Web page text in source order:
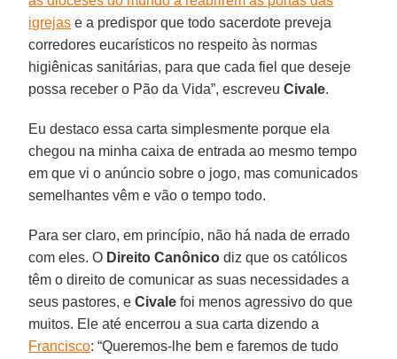
igrejas e a predispor que todo sacerdote preveja
corredores eucarísticos no respeito às normas
higiênicas sanitárias, para que cada fiel que deseje
possa receber o Pão da Vida”, escreveuCivale.
Eu destaco essa carta simplesmente porque ela
chegou na minha caixa de entrada ao mesmo tempo
em que vi o anúncio sobre o jogo, mas comunicados
semelhantes vêm e vão o tempo todo.
Para ser claro, em princípio, não há nada de errado
com eles. O Direito Canônico diz que os católicos
têm o direito de comunicar as suas necessidades a
seus pastores, eCivale foi menos agressivo do que
muitos. Ele até encerrou a sua carta dizendo a
Francisco: “Queremos-lhe bem e faremos de tudo